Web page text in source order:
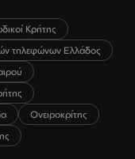
Κρήτης
τηλεφώνων Ελλάδος
Ονειροκρίτης